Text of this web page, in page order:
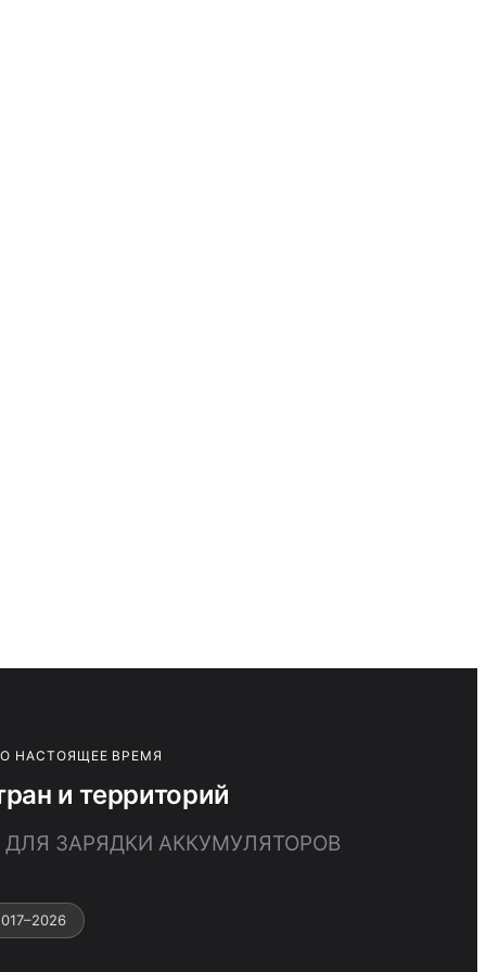
НАСТОЯЩЕЕ ВРЕМЯ
и территорий
ДЛЯ ЗАРЯДКИ АККУМУЛЯТОРОВ